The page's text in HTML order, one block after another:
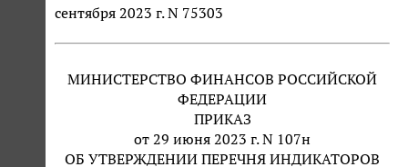
сентября 2023 г. N 75303
МИНИСТЕРСТВО ФИНАНСОВ РОССИЙСКОЙ
ФЕДЕРАЦИИ
ПРИКАЗ
от 29 июня 2023 г. N 107н
ОБ УТВЕРЖДЕНИИ ПЕРЕЧНЯ ИНДИКАТОРОВ